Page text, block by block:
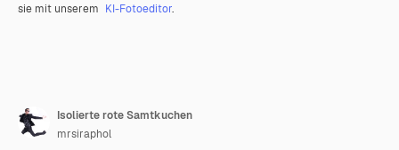
sie mit unserem KI-Fotoeditor.
Isolierte rote Samtkuchen
mrsiraphol